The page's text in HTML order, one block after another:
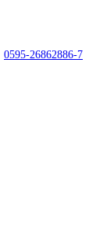
0595-26862886-7